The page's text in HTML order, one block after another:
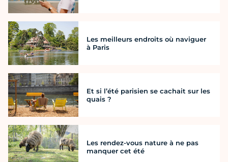
Les meilleurs endroits où naviguer
à Paris
Et si l’été parisien se cachait sur les
quais ?
Les rendez-vous nature à ne pas
manquer cet été